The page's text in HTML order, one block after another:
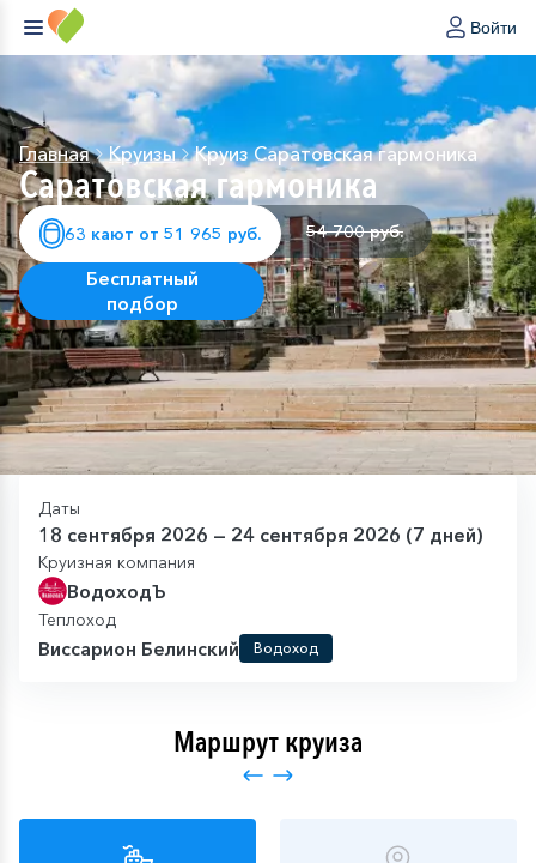
Войти
Главная Круизы Круиз Саратовская гармоника
Саратовская гармоника
63 кают от 51 965 руб. 54 700 руб.
Бесплатный
подбор
Даты
18 сентября 2026 — 24 сентября 2026 (7 дней)
Круизная компания
ВодоходЪ
Теплоход
Виссарион Белинский Водоход
Маршрут круиза